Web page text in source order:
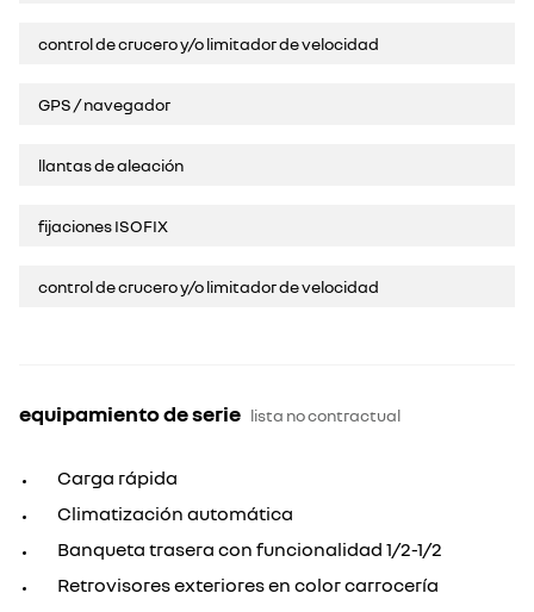
control de crucero y/o limitador de velocidad
GPS / navegador
llantas de aleación
fijaciones ISOFIX
control de crucero y/o limitador de velocidad
equipamiento de serie lista no contractual
Carga rápida
Climatización automática
Banqueta trasera con funcionalidad 1/2-1/2
Retrovisores exteriores en color carrocería